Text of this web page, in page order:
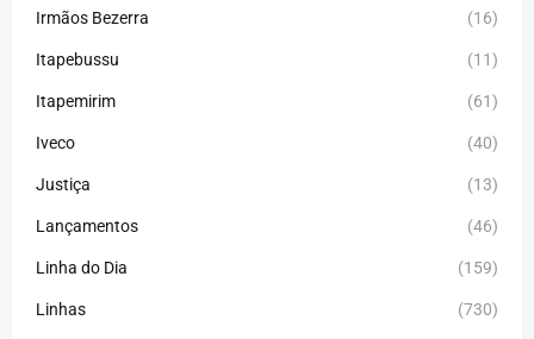
Irmãos Bezerra (16)
Itapebussu (11)
Itapemirim (61)
Iveco (40)
Justiça (13)
Lançamentos (46)
Linha do Dia (159)
Linhas (730)